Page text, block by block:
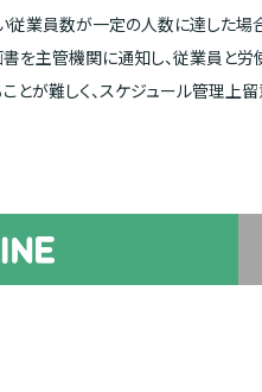
従業員数が一定の人数に達した場
を主管機関に通知し、従業員と
とが難しく、スケジュール管理上留